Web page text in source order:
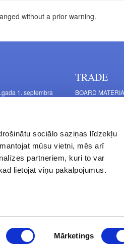
sociālo saziņas līdzekļu
mūsu vietni, mēs arī
partneriem, kuri to var
lietojat viņu pakalpojumus.
Mārketings
without a prior warning.
1. septembra
TRADE
BOARD
11 Mašīnu Str.,
FURNITURE
452 Latgales Str.,
Operating
Saturday 10:00 -